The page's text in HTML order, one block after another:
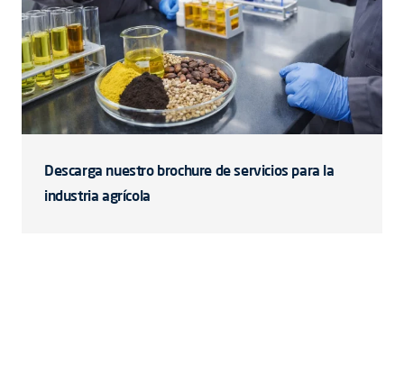
Descarga nuestro brochure de servicios para la
industria agrícola